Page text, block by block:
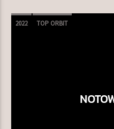
2022 TOP ORBIT